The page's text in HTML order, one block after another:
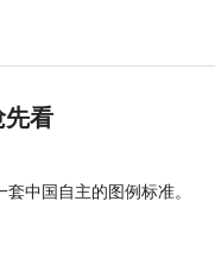
先看
中国自主的图例标准。